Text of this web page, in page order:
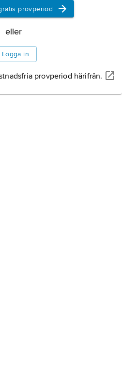
artikeln
provperiod
eller
Logga in
provperiod härifrån.